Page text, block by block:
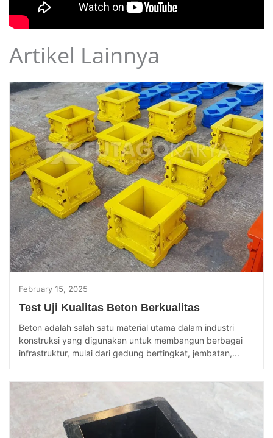
Artikel Lainnya
February 15, 2025
Test Uji Kualitas Beton Berkualitas
Beton adalah salah satu material utama dalam industri
konstruksi yang digunakan untuk membangun berbagai
infrastruktur, mulai dari gedung bertingkat, jembatan,...